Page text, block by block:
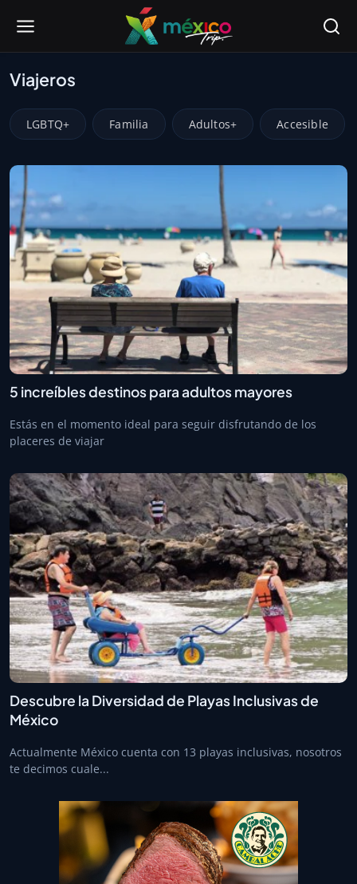
Viajeros
LGBTQ+ Familia Adultos+ Accesible
5 increíbles destinos para adultos mayores
Estás en el momento ideal para seguir disfrutando de los
placeres de viajar
Descubre la Diversidad de Playas Inclusivas de
México
Actualmente México cuenta con 13 playas inclusivas, nosotros
te decimos cuale...